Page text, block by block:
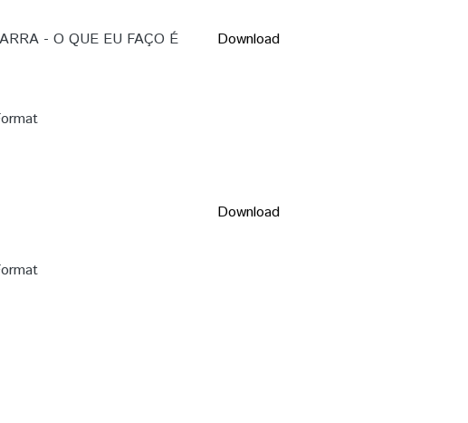
- O QUE EU FAÇO É
Download
Download